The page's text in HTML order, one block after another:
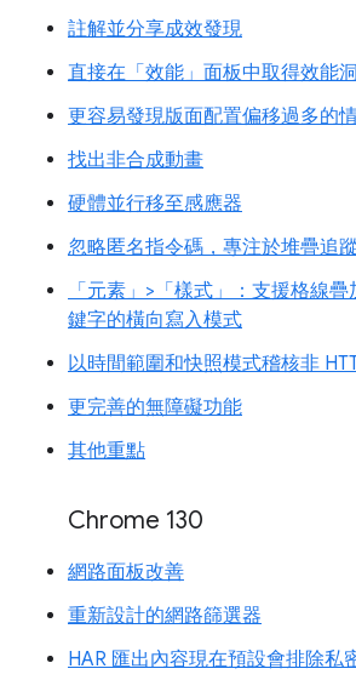
註解並分享成效發現
直接在「效能」面板中取得效能
更容易發現版面配置偏移過多的
找出非合成動畫
硬體並行移至感應器
忽略匿名指令碼，專注於堆疊追
「元素」>「樣式」：支援格線
鍵字的橫向寫入模式
以時間範圍和快照模式稽核非
更完善的無障礙功能
其他重點
Chrome 130
網路面板改善
重新設計的網路篩選器
HAR 匯出內容現在預設會排除私